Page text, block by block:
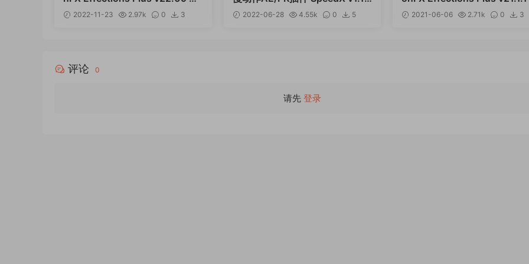
Win含Twixtor/Flicker/RSMB
2022-11-23 2.97k 0
3
3 Win
2022-06-28 4.55k 0
5
in 含Twixtor/Flicker/RSMB
2021-06-06 2.71k 0 3
评论 0
请先 登录